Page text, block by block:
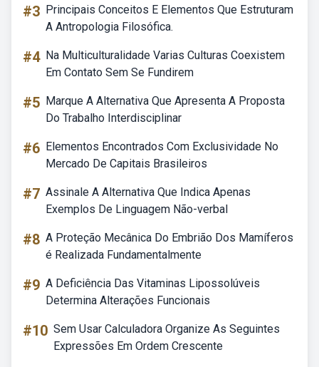
#3 Principais Conceitos E Elementos Que Estruturam
A Antropologia Filosófica.
#4 Na Multiculturalidade Varias Culturas Coexistem
Em Contato Sem Se Fundirem
#5 Marque A Alternativa Que Apresenta A Proposta
Do Trabalho Interdisciplinar
#6 Elementos Encontrados Com Exclusividade No
Mercado De Capitais Brasileiros
#7 Assinale A Alternativa Que Indica Apenas
Exemplos De Linguagem Não-verbal
#8 A Proteção Mecânica Do Embrião Dos Mamíferos
é Realizada Fundamentalmente
#9 A Deficiência Das Vitaminas Lipossolúveis
Determina Alterações Funcionais
#10 Sem Usar Calculadora Organize As Seguintes
Expressões Em Ordem Crescente